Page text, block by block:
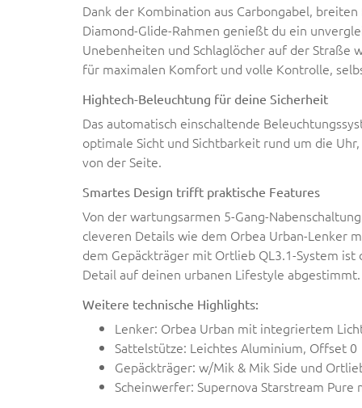
Dank der Kombination aus Carbongabel,
Diamond-Glide-Rahmen genießt du ein
Unebenheiten und Schlaglöcher auf der
für maximalen Komfort und volle Kontrolle,
Hightech-Beleuchtung für deine Sicherheit
Das automatisch einschaltende
optimale Sicht und Sichtbarkeit rund um die
von der Seite.
Smartes Design trifft praktische Features
Von der wartungsarmen 5-Gang-
cleveren Details wie dem Orbea Urban-Lenker
dem Gepäckträger mit Ortlieb QL3.1-System ist
Detail auf deinen urbanen Lifestyle abgestimmt.
Weitere technische Highlights:
Lenker: Orbea Urban mit integriertem
Sattelstütze: Leichtes Aluminium, Offset 0
Gepäckträger: w/Mik & Mik Side und
Scheinwerfer: Supernova Starstream